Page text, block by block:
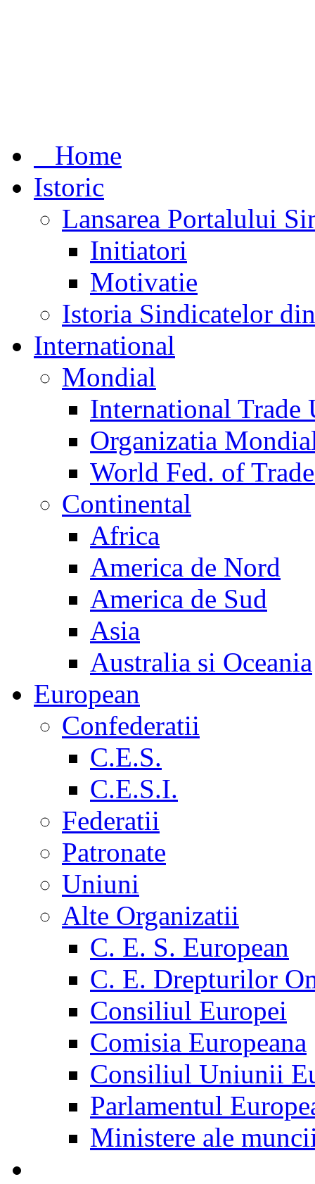
Home
Istoric
Lansarea Portalului
Initiatori
Motivatie
Istoria Sindicatelor
International
Mondial
International Trade
Organizatia
World Fed. of
Continental
Africa
America de Nord
America de Sud
Asia
Australia si Oceania
European
Confederatii
C.E.S.
C.E.S.I.
Federatii
Patronate
Uniuni
Alte Organizatii
C. E. S. European
C. E. Drepturilor
Consiliul Europei
Comisia Europeana
Consiliul Uniunii
Parlamentul
Ministere ale